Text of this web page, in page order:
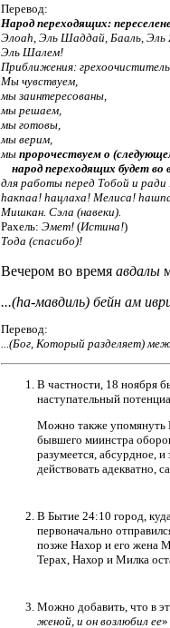
Перевод:
Народ переходящих:
Элоаh, Эль Шаддай, Бааль, Эль
Эль Шалем!
Приближения:
Мы чувствуем,
мы заинтересованы,
мы решаем,
мы готовы,
мы верим,
мы пророчествуем о
народ переходящих будет
для работы перед Тобой и ради
hакпаа! hацлаха! Мелиса!
Мишкан. Сэла (навеки).
Рахель: Эмет! (Истина!)
Тода (спасибо)!
Вечером во время авдалы
...(hа-мавдиль) бейн ам
Перевод:
...(Бог, Который разделяет)
В частности, 18 ноября
наступательный
Можно также упомянуть
бывшего миинстра
разумеется, абсурдное,
действовать адекватно,
В Бытие 24:10 город,
первоначально
позже Нахор и его жена
Терах, Нахор и Милка
Можно добавить, что в
женой, и он возлюбил ее»